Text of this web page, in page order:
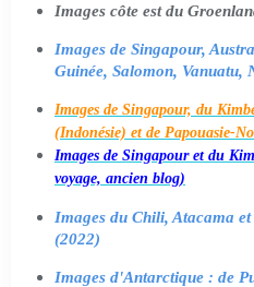
Images côte est du
Images de Singapour,
Guinée, Salomon, Vanuatu,
Images de Singapour, du
(Indonésie) et de Papouasie-
Images de Singapour et du
voyage, ancien blog)
Images du Chili, Atacama
(2022)
Images d'Antarctique : de